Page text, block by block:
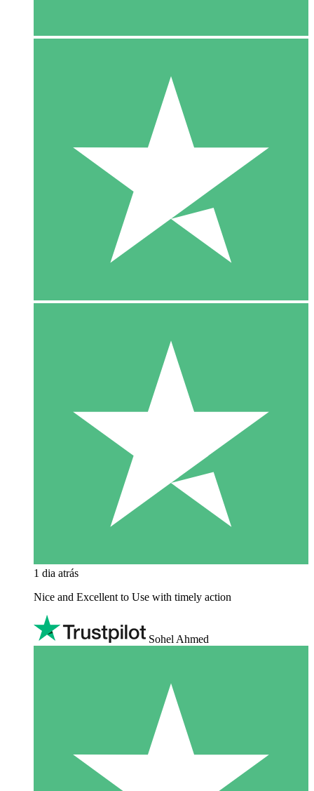
1 dia atrás
Nice and Excellent to Use with timely action
Sohel Ahmed